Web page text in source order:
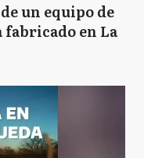
un equipo de
en La